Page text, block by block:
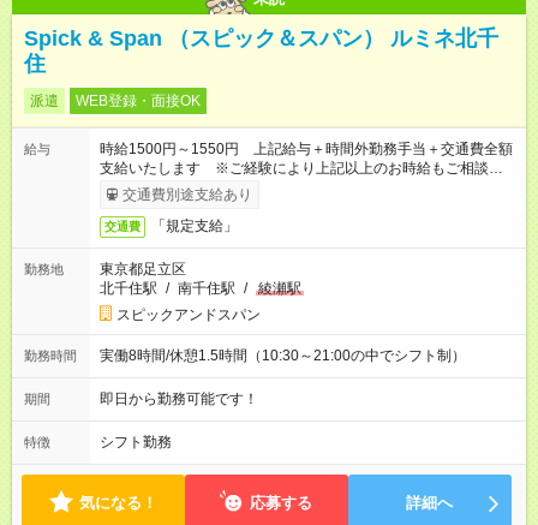
Spick & Span （スピック＆スパン） ルミネ北千
住
派遣 WEB登録・面接OK
給与
時給1500円～1550円 上記給与＋時間外勤務手当＋交通費全額
支給いたします ※ご経験により上記以上のお時給もご相談させ
ていただきます ※時間外手当はお時給の1.25倍です！
交通費別途支給あり
交通費 「規定支給」
勤務地
東京都足立区
北千住駅 / 南千住駅 / 綾瀬駅
スピックアンドスパン
勤務時間 実働8時間/休憩1.5時間（10:30～21:00の中でシフト制）
期間 即日から勤務可能です！
特徴 シフト勤務
気になる！ 応募する 詳細へ